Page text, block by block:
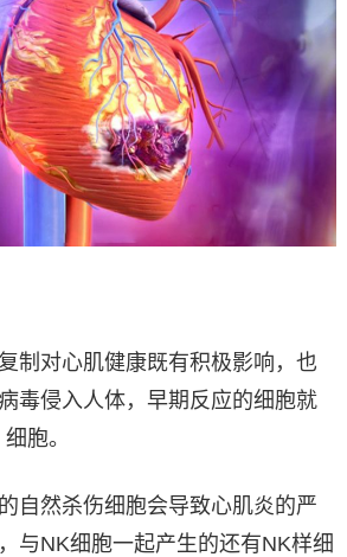
制对心肌健康既有积极影响，也
毒侵入人体，早期反应的细胞就
胞。
自然杀伤细胞会导致心肌炎的严
与NK细胞一起产生的还有NK样细